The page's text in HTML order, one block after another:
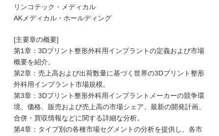
リンコテック・メディカル
AKメディカル・ホールディング
[主要章の概要]
第1章：3Dプリント整形外科用インプラントの定義および市場
概要を紹介。
第2章：売上高および出荷数量に基づく世界の3Dプリント整形
外科用インプラント市場規模。
第3章：3Dプリント整形外科用インプラントメーカーの競争環
境、価格、販売および売上高の市場シェア、最新の開発計画、
合併・買収情報などに関する詳細な分析。
第4章：タイプ別の各種市場セグメントの分析を提供し、各市